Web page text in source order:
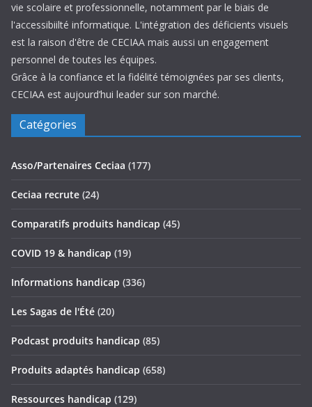
vie scolaire et professionnelle, notamment par le biais de
l'accessibiilté informatique. L'intégration des déficients visuels
est la raison d'être de CECIAA mais aussi un engagement
personnel de toutes les équipes.
Grâce à la confiance et la fidélité témoignées par ses clients,
CECIAA est aujourd’hui leader sur son marché.
Catégories
Asso/Partenaires Ceciaa (177)
Ceciaa recrute (24)
Comparatifs produits handicap (45)
COVID 19 & handicap (19)
Informations handicap (336)
Les Sagas de l'Été (20)
Podcast produits handicap (85)
Produits adaptés handicap (658)
Ressources handicap (129)